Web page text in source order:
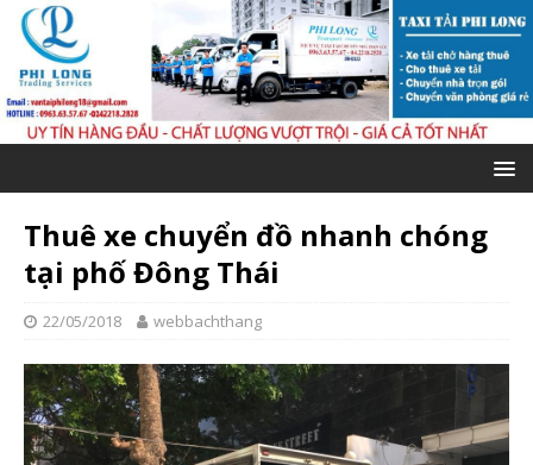
Thuê xe chuyển đồ nhanh chóng
tại phố Đông Thái
22/05/2018 webbachthang